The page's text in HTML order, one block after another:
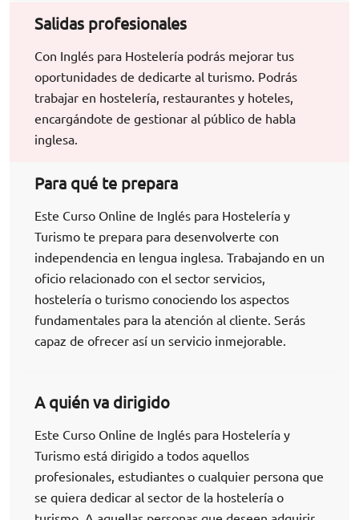
Salidas profesionales
Con Inglés para Hostelería podrás mejorar tus
oportunidades de dedicarte al turismo. Podrás
trabajar en hostelería, restaurantes y hoteles,
encargándote de gestionar al público de habla
inglesa.
Para qué te prepara
Este Curso Online de Inglés para Hostelería y
Turismo te prepara para desenvolverte con
independencia en lengua inglesa. Trabajando en un
oficio relacionado con el sector servicios,
hostelería o turismo conociendo los aspectos
fundamentales para la atención al cliente. Serás
capaz de ofrecer así un servicio inmejorable.
A quién va dirigido
Este Curso Online de Inglés para Hostelería y
Turismo está dirigido a todos aquellos
profesionales, estudiantes o cualquier persona que
se quiera dedicar al sector de la hostelería o